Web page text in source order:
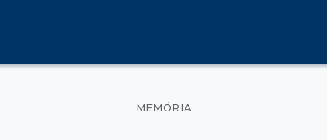
Categorias
MEMÓRIA